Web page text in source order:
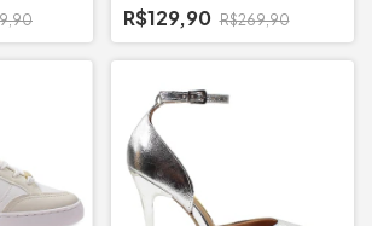
R$129,90 R$269,90